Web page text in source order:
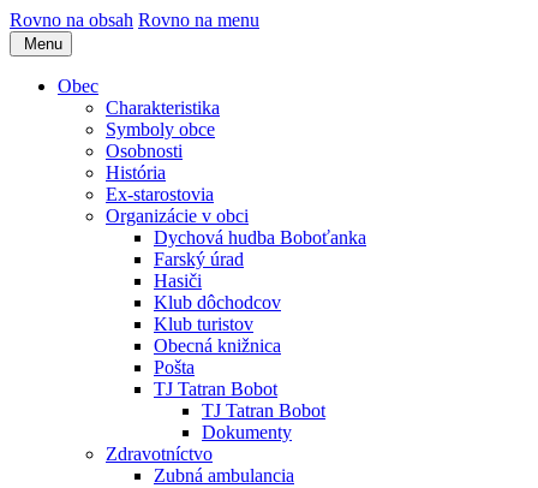
Rovno na obsah Rovno na menu
Menu
Obec
Charakteristika
Symboly obce
Osobnosti
História
Ex-starostovia
Organizácie v obci
Dychová hudba Boboťanka
Farský úrad
Hasiči
Klub dôchodcov
Klub turistov
Obecná knižnica
Pošta
TJ Tatran Bobot
TJ Tatran Bobot
Dokumenty
Zdravotníctvo
Zubná ambulancia